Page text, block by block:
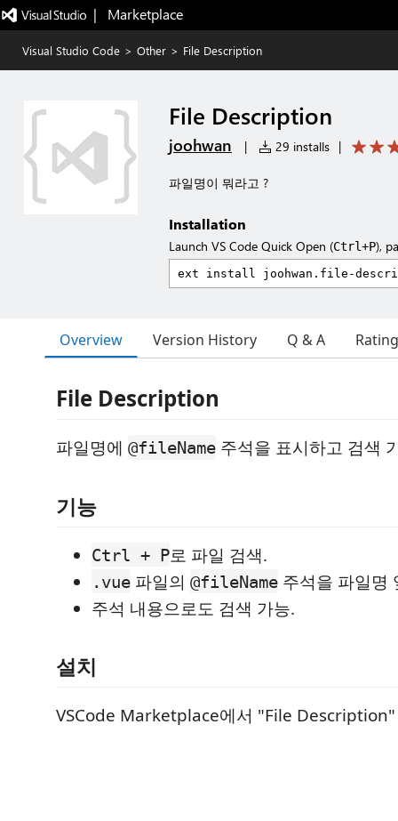
|   Marketplace
Visual Studio Code > Other > File Description
File Description
joohwan | 29 installs |
파일명이 뭐라고 ?
Installation
Launch VS Code Quick Open (Ctrl+P),
Overview Version History Q & A
File Description
파일명에 @fileName 주석을 표시하고 검색
기능
Ctrl + P로 파일 검색.
.vue 파일의 @fileName 주석을 파일명
주석 내용으로도 검색 가능.
설치
VSCode Marketplace에서 "File Description"